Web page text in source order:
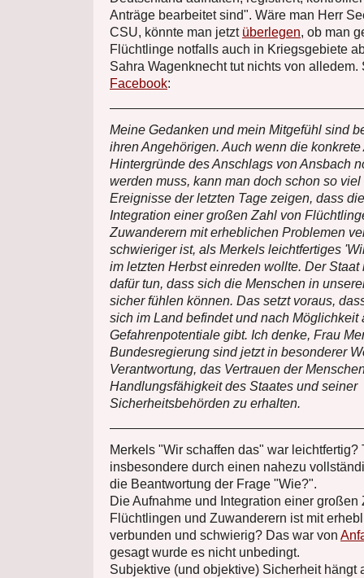
Anträge bearbeitet sind". Wäre man Herr
CSU, könnte man jetzt überlegen, ob man
Flüchtlinge notfalls auch in Kriegsgebiete
Sahra Wagenknecht tut nichts von
Facebook:
Meine Gedanken und mein Mitgefühl sind
ihren Angehörigen. Auch wenn die
Hintergründe des Anschlags von Ansbach
werden muss, kann man doch schon so
Ereignisse der letzten Tage zeigen, dass
Integration einer großen Zahl von
Zuwanderern mit erheblichen Problemen
schwieriger ist, als Merkels leichtfertiges
im letzten Herbst einreden wollte. Der Staat
dafür tun, dass sich die Menschen in
sicher fühlen können. Das setzt voraus,
sich im Land befindet und nach Möglichkeit
Gefahren­potentiale gibt. Ich denke, Frau
Bundesregierung sind jetzt in besonderer
Verantwortung, das Vertrauen der
Handlungsfähigkeit des Staates und seiner
Sicherheitsbehörden zu erhalten.
Merkels "Wir schaffen das" war leichtfertig?
insbesondere durch einen nahezu
die Beantwortung der Frage "Wie?".
Die Aufnahme und Integration einer großen
Flüchtlingen und Zuwanderern ist mit
verbunden und schwierig? Das war von
gesagt wurde es nicht unbedingt.
Subjektive (und objektive) Sicherheit hängt